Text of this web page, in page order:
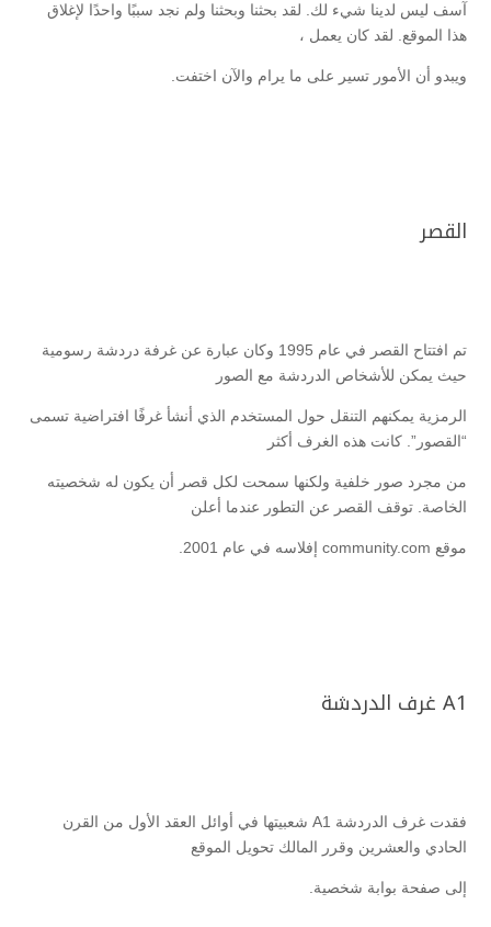
آسف ليس لدينا شيء لك. لقد بحثنا وبحثنا ولم نجد سببًا واحدًا لإغلاق
هذا الموقع. لقد كان يعمل ،
ويبدو أن الأمور تسير على ما يرام والآن اختفت.
القصر
تم افتتاح القصر في عام 1995 وكان عبارة عن غرفة دردشة رسومية
حيث يمكن للأشخاص الدردشة مع الصور
الرمزية يمكنهم التنقل حول المستخدم الذي أنشأ غرفًا افتراضية تسمى
“القصور”. كانت هذه الغرف أكثر
من مجرد صور خلفية ولكنها سمحت لكل قصر أن يكون له شخصيته
الخاصة. توقف القصر عن التطور عندما أعلن
موقع community.com إفلاسه في عام 2001.
A1 غرف الدردشة
فقدت غرف الدردشة A1 شعبيتها في أوائل العقد الأول من القرن
الحادي والعشرين وقرر المالك تحويل الموقع
إلى صفحة بوابة شخصية.